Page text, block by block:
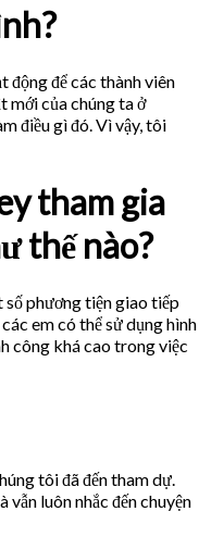
động để các thành viên
mới của chúng ta ở
điều gì đó. Vì vậy, tôi
tham gia
thế nào?
phương tiện giao tiếp
em có thể sử dụng hình
công khá cao trong việc
tôi đã đến tham dự.
luôn nhắc đến chuyện